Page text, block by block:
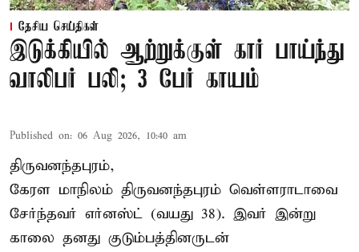
தேசிய செய்திகள்
இடுக்கியில் ஆற்றுக்குள் கார் பாய்ந்து
வாலிபர் பலி; 3 பேர் காயம்
Published on: 06 Aug 2026, 10:40 am
திருவனந்தபுரம்,
கேரள மாநிலம் திருவனந்தபுரம் வெள்ளராடாவை
சேர்ந்தவர் எர்னஸ்ட் (வயது 38). இவர் இன்று
காலை தனது குடும்பத்தினருடன்